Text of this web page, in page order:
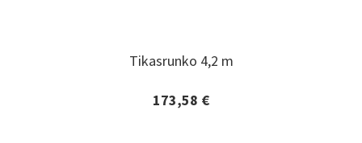
Tikasrunko 4,2 m
173,58 €
Tikasrunko 4,2 m
Lisätiedot ja tilaaminen